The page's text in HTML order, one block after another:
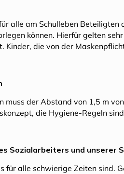
alle am Schulleben Beteiligten
können. Hierfür gelten
Kinder, die von der
muss der Abstand von 1,5 m
die Hygiene-Regeln
Sozialarbeiters und unserer
für alle schwierige Zeiten sind.